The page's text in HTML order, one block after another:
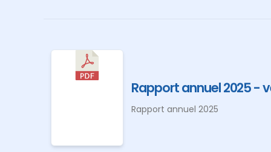
Rapport annuel 2025 -
Rapport annuel 2025